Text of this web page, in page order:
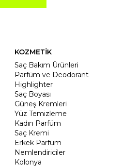
KOZMETİK
Saç Bakım Ürünleri
Parfüm ve Deodorant
Highlighter
Saç Boyası
Güneş Kremleri
Yüz Temizleme
Kadın Parfüm
Saç Kremi
Erkek Parfüm
Nemlendiriciler
Kolonya